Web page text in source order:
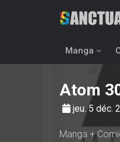
Manga
Atom
jeu. 5 déc.
Manga +